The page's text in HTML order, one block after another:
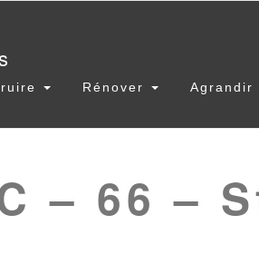
Rénover Agrandir
– 66 –